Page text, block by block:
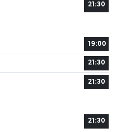
21:30
19:00
21:30
21:30
21:30